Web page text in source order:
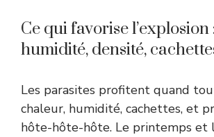
Ce qui favorise l’explosion
humidité, densité,
Les parasites profitent quand
chaleur, humidité, cachettes, et
hôte-hôte-hôte. Le printemps et